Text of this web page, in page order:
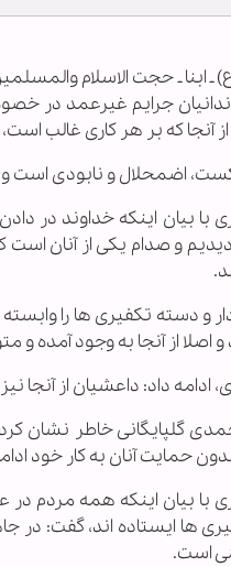
ـ ابنا ـ حجت الاسلام
جرایم غیرعمد در
که بر هر کاری غالب است،
اضمحلال و نابودی است و
بیان اینکه خداوند در
و صدام یکی از آنان است
و دسته تکفیری ها را
و اصلا از آنجا به وجود آمده و
داد: داعشیان از آنجا
گلپایگانی خاطر نشان
حمایت آنان به کار خود
بیان اینکه همه مردم در
ها ایستاده اند، گفت:
است.